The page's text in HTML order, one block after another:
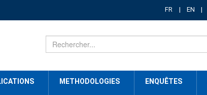
FR EN
METHODOLOGIES ENQUÊTES